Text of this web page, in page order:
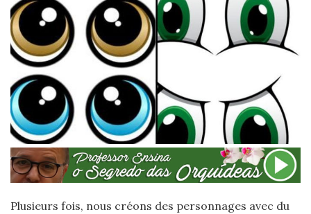
Plusieurs fois, nous créons des personnages avec du